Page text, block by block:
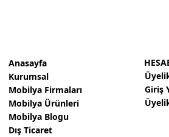
Anasayfa
Kurumsal
Mobilya Firmaları
Mobilya Ürünleri
Mobilya Blogu
Dış Ticaret
Giriş